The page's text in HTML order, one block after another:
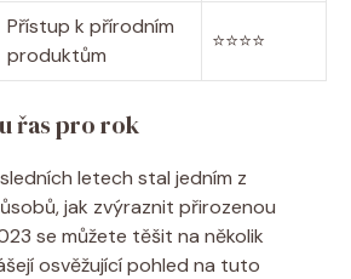
Přístup k přírodním
produktům
⭐️⭐️⭐️⭐️
řas pro rok
letech stal jedním z
jak​ zvýraznit přirozenou
se můžete těšit na několik
osvěžující pohled na​ tuto